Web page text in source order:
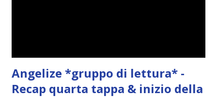
Angelize *gruppo di lettura* -
Recap quarta tappa & inizio della